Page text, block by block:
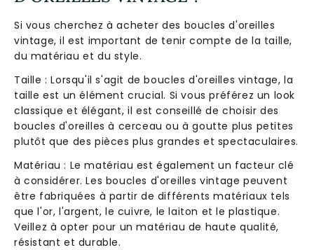
Si vous cherchez à acheter des boucles d'oreilles
vintage, il est important de tenir compte de la taille,
du matériau et du style.
Taille : Lorsqu'il s'agit de boucles d'oreilles vintage, la
taille est un élément crucial. Si vous préférez un look
classique et élégant, il est conseillé de choisir des
boucles d'oreilles à cerceau ou à goutte plus petites
plutôt que des pièces plus grandes et spectaculaires.
Matériau : Le matériau est également un facteur clé
à considérer. Les boucles d'oreilles vintage peuvent
être fabriquées à partir de différents matériaux tels
que l'or, l'argent, le cuivre, le laiton et le plastique.
Veillez à opter pour un matériau de haute qualité,
résistant et durable.